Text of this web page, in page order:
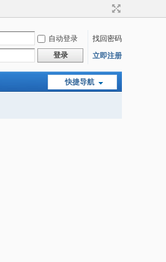
自动登录
找回密码
登录 立即注册
快捷导航